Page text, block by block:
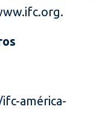
américa-